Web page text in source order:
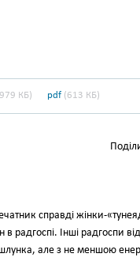
КБ) pdf (613 КБ)
справді жінки-
в радгоспі. Інші радгоспи
але з не меншою